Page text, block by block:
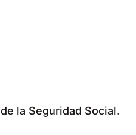
la Seguridad Social.